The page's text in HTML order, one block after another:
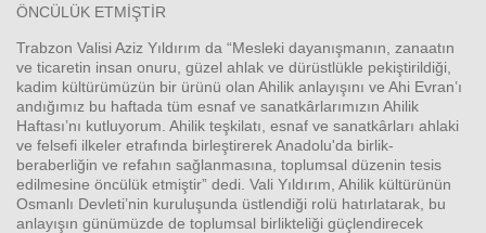
ÖNCÜLÜK ETMİŞTİR
Trabzon Valisi Aziz Yıldırım da “Mesleki dayanışmanın, zanaatın
ve ticaretin insan onuru, güzel ahlak ve dürüstlükle pekiştirildiği,
kadim kültürümüzün bir ürünü olan Ahilik anlayışını ve Ahi Evran’ı
andığımız bu haftada tüm esnaf ve sanatkârlarımızın Ahilik
Haftası’nı kutluyorum. Ahilik teşkilatı, esnaf ve sanatkârları ahlaki
ve felsefi ilkeler etrafında birleştirerek Anadolu'da birlik-
beraberliğin ve refahın sağlanmasına, toplumsal düzenin tesis
edilmesine öncülük etmiştir” dedi. Vali Yıldırım, Ahilik kültürünün
Osmanlı Devleti’nin kuruluşunda üstlendiği rolü hatırlatarak, bu
anlayışın günümüzde de toplumsal birlikteliği güçlendirecek